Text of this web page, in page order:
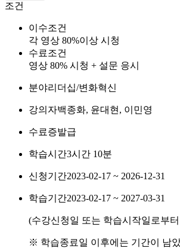
조건
이수조건
각 영상 80%이상 시청
수료조건
영상 80% 시청 + 설문 응시
분야리더십/변화혁신
강의자백종화, 윤대현, 이민영
수료증발급
학습시간3시간 10분
신청기간2023-02-17 ~ 2026-12-31
학습기간2023-02-17 ~ 2027-03-31
(수강신청일 또는 학습시작일로부터
※ 학습종료일 이후에는 기간이 남